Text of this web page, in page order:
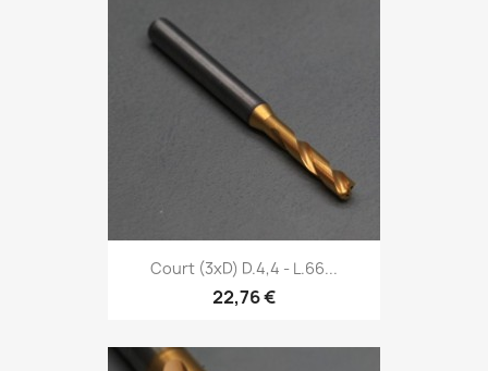
Court (3xD) D.4,4 - L.66...
22,76 €